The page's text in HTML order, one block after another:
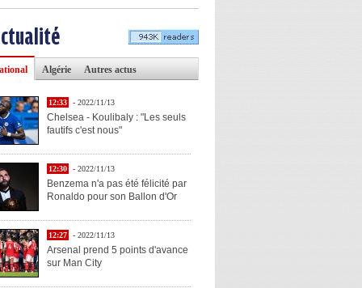
Algérie Autres actus
12:33 - 2022/11/13
Chelsea - Koulibaly : "Les seuls
fautifs c'est nous"
12:30 - 2022/11/13
Benzema n'a pas été félicité par
Ronaldo pour son Ballon d'Or
12:27 - 2022/11/13
Arsenal prend 5 points d'avance
sur Man City